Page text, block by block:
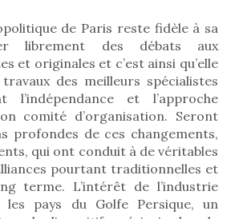
de Paris reste fidèle à sa
librement des débats aux
et originales et c’est ainsi qu’elle
des meilleurs spécialistes
l’indépendance et l’approche
comité d’organisation. Seront
profondes de ces changements,
qui ont conduit à de véritables
pourtant traditionnelles et
terme. L’intérêt de l’industrie
les pays du Golfe Persique, un